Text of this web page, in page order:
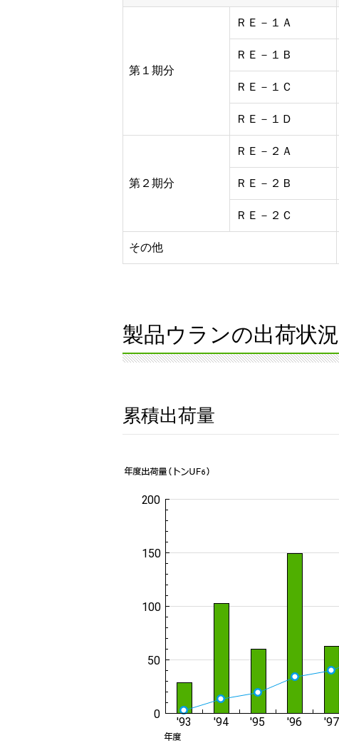
第１期分
ＲＥ－１Ａ
ＲＥ－１Ｂ
ＲＥ－１Ｃ
ＲＥ－１Ｄ
第２期分
ＲＥ－２Ａ
ＲＥ－２Ｂ
ＲＥ－２Ｃ
その他
製品ウランの出荷状況
累積出荷量